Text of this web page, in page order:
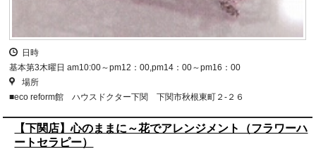
日時
基本第3木曜日 am10:00～pm12：00,pm14：00～pm16：00
場所
■eco reform館 ハウスドクター下関 下関市秋根東町２-２６
【下関店】心のままに～花でアレンジメント（フラワーハ
ートセラピー）